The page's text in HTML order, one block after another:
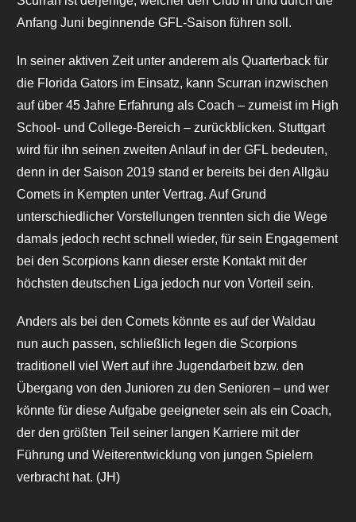
Anfang Juni beginnende GFL-Saison führen soll.
In seiner aktiven Zeit unter anderem als Quarterback für
die Florida Gators im Einsatz, kann Scurran inzwischen
auf über 45 Jahre Erfahrung als Coach – zumeist im High
School- und College-Bereich – zurückblicken. Stuttgart
wird für ihn seinen zweiten Anlauf in der GFL bedeuten,
denn in der Saison 2019 stand er bereits bei den Allgäu
Comets in Kempten unter Vertrag. Auf Grund
unterschiedlicher Vorstellungen trennten sich die Wege
damals jedoch recht schnell wieder, für sein Engagement
bei den Scorpions kann dieser erste Kontakt mit der
höchsten deutschen Liga jedoch nur von Vorteil sein.
Anders als bei den Comets könnte es auf der Waldau
nun auch passen, schließlich legen die Scorpions
traditionell viel Wert auf ihre Jugendarbeit bzw. den
Übergang von den Junioren zu den Senioren – und wer
könnte für diese Aufgabe geeigneter sein als ein Coach,
der den größten Teil seiner langen Karriere mit der
Führung und Weiterentwicklung von jungen Spielern
verbracht hat. (JH)